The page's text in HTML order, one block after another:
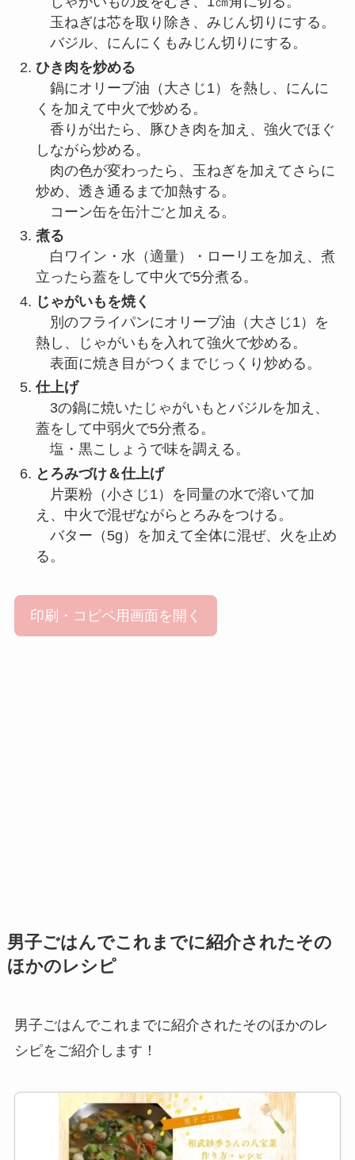
玉ねぎは芯を取り除き、みじん切りにする。
バジル、にんにくもみじん切りにする。
ひき肉を炒める
鍋にオリーブ油（大さじ1）を熱し、にんに
くを加えて中火で炒める。
香りが出たら、豚ひき肉を加え、強火でほぐ
しながら炒める。
肉の色が変わったら、玉ねぎを加えてさらに
炒め、透き通るまで加熱する。
コーン缶を缶汁ごと加える。
煮る
白ワイン・水（適量）・ローリエを加え、煮
立ったら蓋をして中火で5分煮る。
じゃがいもを焼く
別のフライパンにオリーブ油（大さじ1）を
熱し、じゃがいもを入れて強火で炒める。
表面に焼き目がつくまでじっくり炒める。
仕上げ
3の鍋に焼いたじゃがいもとバジルを加え、
蓋をして中弱火で5分煮る。
塩・黒こしょうで味を調える。
とろみづけ＆仕上げ
片栗粉（小さじ1）を同量の水で溶いて加
え、中火で混ぜながらとろみをつける。
バター（5g）を加えて全体に混ぜ、火を止め
る。
印刷・コピペ用画面を開く
男子ごはんでこれまでに紹介されたその
ほかのレシピ
男子ごはんでこれまでに紹介されたそのほかのレ
シピをご紹介します！